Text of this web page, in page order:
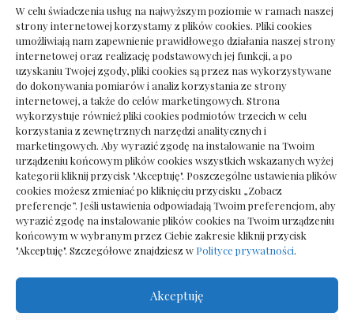
W celu świadczenia usług na najwyższym poziomie w ramach naszej
strony internetowej korzystamy z plików cookies. Pliki cookies
umożliwiają nam zapewnienie prawidłowego działania naszej strony
internetowej oraz realizację podstawowych jej funkcji, a po
uzyskaniu Twojej zgody, pliki cookies są przez nas wykorzystywane
do dokonywania pomiarów i analiz korzystania ze strony
internetowej, a także do celów marketingowych. Strona
wykorzystuje również pliki cookies podmiotów trzecich w celu
korzystania z zewnętrznych narzędzi analitycznych i
marketingowych. Aby wyrazić zgodę na instalowanie na Twoim
urządzeniu końcowym plików cookies wszystkich wskazanych wyżej
kategorii kliknij przycisk "Akceptuję". Poszczególne ustawienia plików
cookies możesz zmieniać po kliknięciu przycisku „Zobacz
preferencje”. Jeśli ustawienia odpowiadają Twoim preferencjom, aby
wyrazić zgodę na instalowanie plików cookies na Twoim urządzeniu
końcowym w wybranym przez Ciebie zakresie kliknij przycisk
"Akceptuję". Szczegółowe znajdziesz w Polityce prywatności.
Akceptuję
Deska podłogowa do salonu: jak wybrać bez
pośpiechu